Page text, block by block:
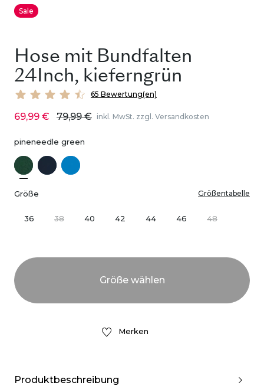
Sale
Hose mit Bundfalten
24Inch, kieferngrün
65 Bewertung(en)
69,99 € 79,99 € inkl. MwSt. zzgl. Versandkosten
pineneedle green
Größe Größentabelle
36 38 40 42 44 46 48
Merken
Produktbeschreibung